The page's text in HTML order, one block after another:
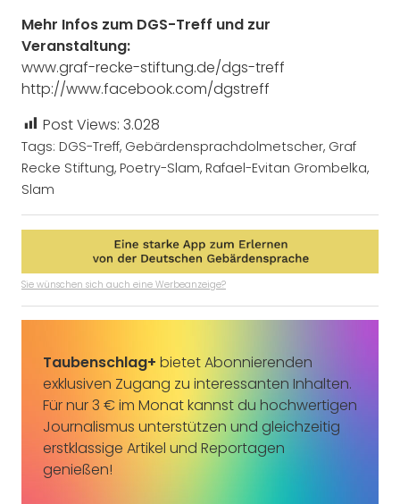
Mehr Infos zum DGS-Treff und zur
Veranstaltung:
www.graf-recke-stiftung.de/dgs-treff
http://www.facebook.com/dgstreff
Post Views: 3.028
Tags: DGS-Treff, Gebärdensprachdolmetscher, Graf
Recke Stiftung, Poetry-Slam, Rafael-Evitan Grombelka,
Slam
Sie wünschen sich auch eine Werbeanzeige?
Taubenschlag+ bietet Abonnierenden
exklusiven Zugang zu interessanten Inhalten.
Für nur 3 € im Monat kannst du hochwertigen
Journalismus unterstützen und gleichzeitig
erstklassige Artikel und Reportagen
genießen!